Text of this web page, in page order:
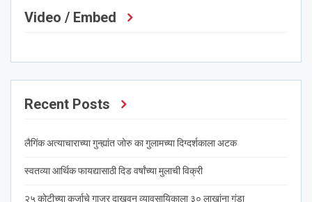
Video / Embed
Recent Posts
लैगिंक अत्याचाराच्या गुन्ह्यांत जोरु का गुलामच्या दिग्दर्शकाला अटक
स्वतव्या आर्थिक फायद्यासाठी दिड वर्षांच्या मुलाची विक्री
२५ कोटीच्या कर्जाचे गाजर दाखवून व्यावसायिकाला ३० लाखांना गंडा